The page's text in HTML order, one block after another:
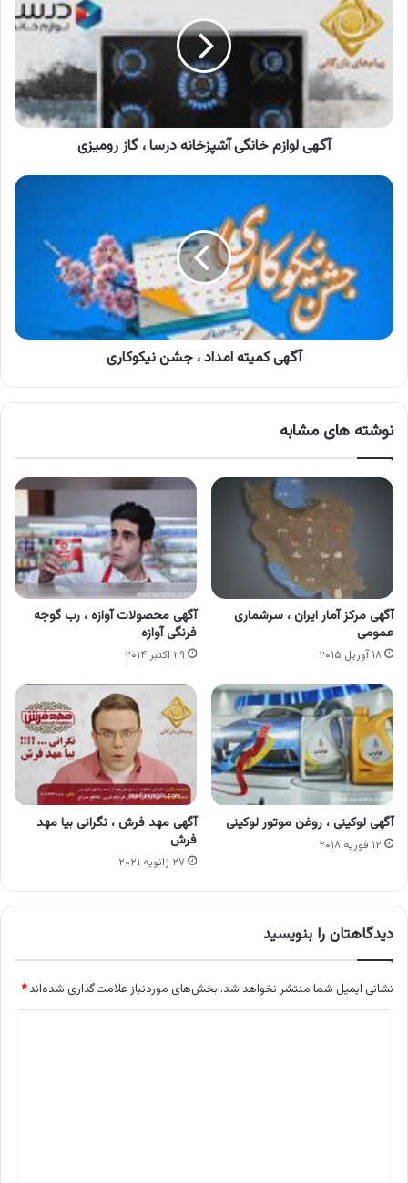
خانگی
آشپزخانه
درسا
رومیزی
آگهی لوازم خانگی آشپزخانه درسا ، گاز رومیزی
آگهی
نیکوکاری
آگهی کمیته امداد ، جشن نیکوکاری
نوشته های مشابه
آگهی مرکز آمار ایران ، سرشماری
عمومی
۱۸ آوریل ۲۰۱۵
آگهی محصولات آوازه ، رب گوجه
فرنگی آوازه
۲۹ اکتبر ۲۰۱۴
آگهی لوکینی ، روغن موتور لوکینی
۱۲ فوریه ۲۰۱۸
آگهی مهد فرش ، نگرانی بیا مهد
فرش
۲۷ ژانویه ۲۰۲۱
دیدگاهتان را بنویسید
نشانی ایمیل شما منتشر نخواهد شد. بخش‌های موردنیاز علامت‌گذاری شده‌اند*